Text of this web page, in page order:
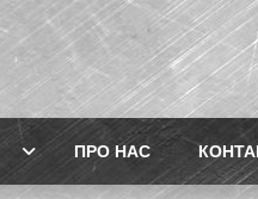
ПРО НАС